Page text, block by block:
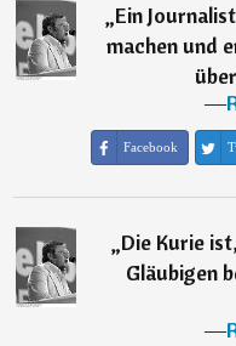
„Ein
machen und
―
Facebook
„Die Kurie
Gläubigen
―